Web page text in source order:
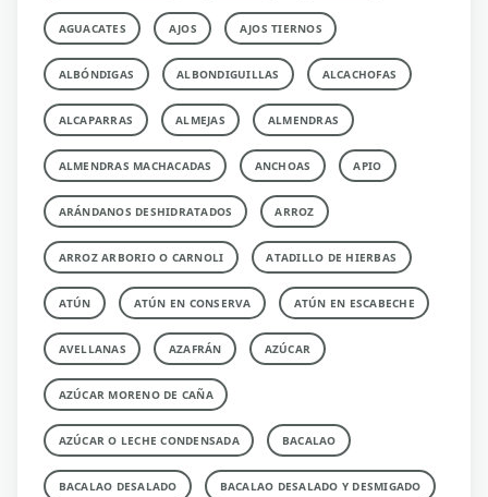
AGUACATES AJOS AJOS TIERNOS
ALBÓNDIGAS ALBONDIGUILLAS ALCACHOFAS
ALCAPARRAS ALMEJAS ALMENDRAS
ALMENDRAS MACHACADAS ANCHOAS APIO
ARÁNDANOS DESHIDRATADOS ARROZ
ARROZ ARBORIO O CARNOLI ATADILLO DE HIERBAS
ATÚN ATÚN EN CONSERVA ATÚN EN ESCABECHE
AVELLANAS AZAFRÁN AZÚCAR
AZÚCAR MORENO DE CAÑA
AZÚCAR O LECHE CONDENSADA BACALAO
BACALAO DESALADO BACALAO DESALADO Y DESMIGADO